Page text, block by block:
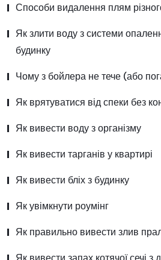
Способи видалення плям
Як злити воду з системи
будинку
Чому з бойлера не тече (або
Як врятуватися від спеки без
Як вивести воду з організму
Як вивести тарганів у квартирі
Як вивести бліх з будинку
Як увімкнути роумінг
Як правильно вивести злив